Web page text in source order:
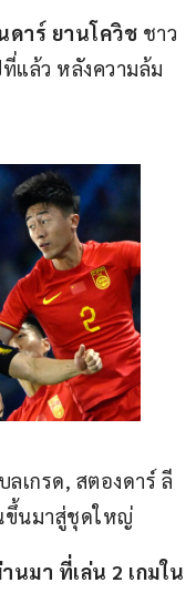
ดาร์ ยานโควิช ชาว
แล้ว หลังความล้ม
ลเกรด, สตองดาร์ ลี
ขึ้นมาสู่ชุดใหญ่
นมา ที่เล่น 2 เกมใน